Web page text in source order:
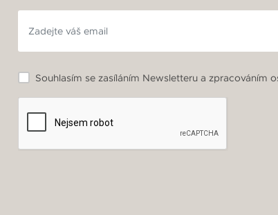
Souhlasím se zasíláním Newsletteru a zpracováním